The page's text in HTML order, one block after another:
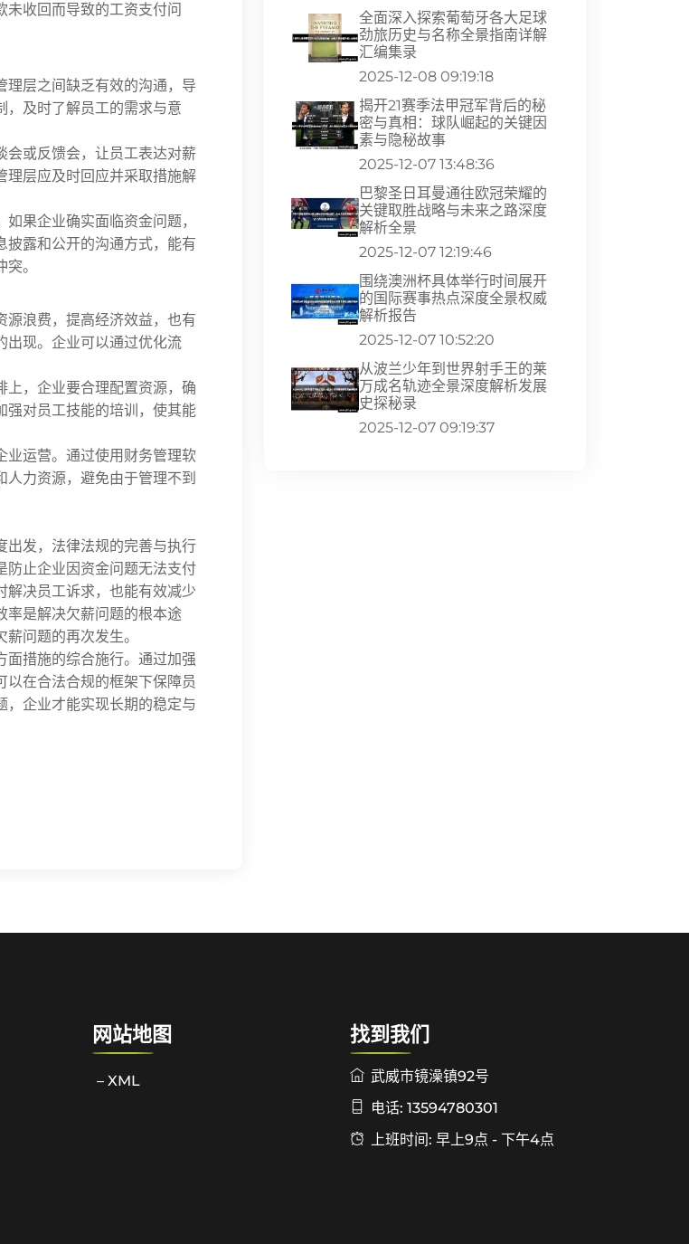
未收回而导致的工资支付问
理层之间缺乏有效的沟通，导
，及时了解员工的需求与意
会或反馈会，让员工表达对薪
理层应及时回应并采取措施解
果企业确实面临资金问题，
披露和公开的沟通方式，能有
。
源浪费，提高经济效益，也有
出现。企业可以通过优化流
上，企业要合理配置资源，确
强对员工技能的培训，使其能
业运营。通过使用财务管理软
力资源，避免由于管理不到
出发，法律法规的完善与执行
防止企业因资金问题无法支付
解决员工诉求，也能有效减少
率是解决欠薪问题的根本途
问题的再次发生。
面措施的综合施行。通过加强
在合法合规的框架下保障员
，企业才能实现长期的稳定与
全面深入探索葡萄牙各大足球
劲旅历史与名称全景指南详解
汇编集录
2025-12-08 09:19:18
揭开21赛季法甲冠军背后的秘
密与真相：球队崛起的关键因
素与隐秘故事
2025-12-07 13:48:36
巴黎圣日耳曼通往欧冠荣耀的
关键取胜战略与未来之路深度
解析全景
2025-12-07 12:19:46
围绕澳洲杯具体举行时间展开
的国际赛事热点深度全景权威
解析报告
2025-12-07 10:52:20
从波兰少年到世界射手王的莱
万成名轨迹全景深度解析发展
史探秘录
2025-12-07 09:19:37
网站地图
– XML
找到我们
武威市镜澡镇92号
电话: 13594780301
上班时间: 早上9点 - 下午4点